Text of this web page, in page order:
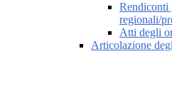
Rendiconti
regionali/
Atti degli
Articolazione